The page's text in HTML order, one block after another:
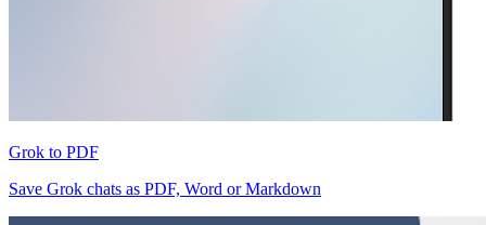
Grok to PDF
Save Grok chats as PDF, Word or Markdown